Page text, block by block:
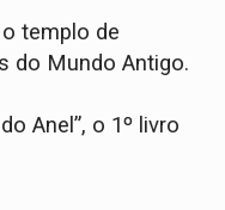
templo de
do Mundo Antigo.
Anel”, o 1º livro